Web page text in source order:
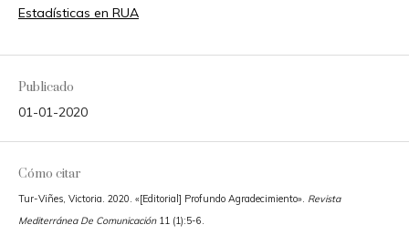
Estadísticas en RUA
Publicado
01-01-2020
Cómo citar
Tur-Viñes, Victoria. 2020. «[Editorial] Profundo Agradecimiento». Revista
Mediterránea De Comunicación11 (1):5-6.